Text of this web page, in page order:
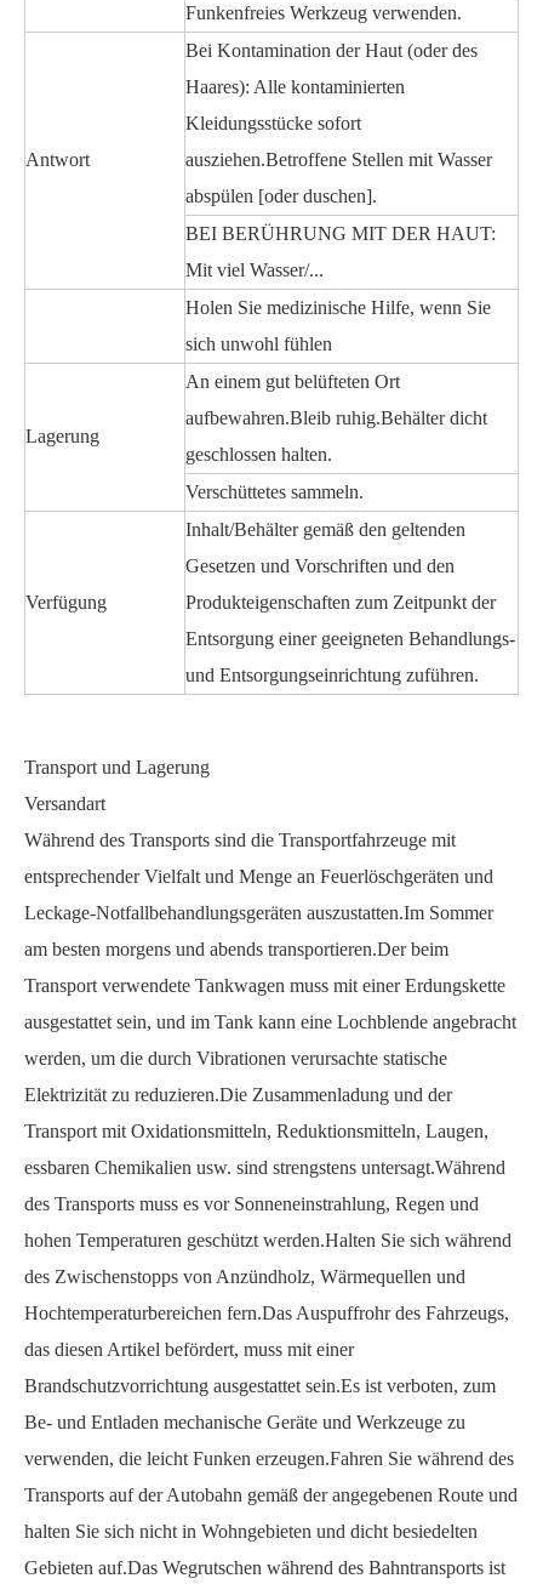
Funkenfreies Werkzeug verwenden.
Antwort
Bei Kontamination der Haut (oder des
Haares): Alle kontaminierten
Kleidungsstücke sofort
ausziehen.Betroffene Stellen mit Wasser
abspülen [oder duschen].
BEI BERÜHRUNG MIT DER HAUT:
Mit viel Wasser/...
Holen Sie medizinische Hilfe, wenn Sie
sich unwohl fühlen
Lagerung
An einem gut belüfteten Ort
aufbewahren.Bleib ruhig.Behälter dicht
geschlossen halten.
Verschüttetes sammeln.
Verfügung
Inhalt/Behälter gemäß den geltenden
Gesetzen und Vorschriften und den
Produkteigenschaften zum Zeitpunkt der
Entsorgung einer geeigneten Behandlungs-
und Entsorgungseinrichtung zuführen.
Transport und Lagerung
Versandart
Während des Transports sind die Transportfahrzeuge mit
entsprechender Vielfalt und Menge an Feuerlöschgeräten und
Leckage-Notfallbehandlungsgeräten auszustatten.Im Sommer
am besten morgens und abends transportieren.Der beim
Transport verwendete Tankwagen muss mit einer Erdungskette
ausgestattet sein, und im Tank kann eine Lochblende angebracht
werden, um die durch Vibrationen verursachte statische
Elektrizität zu reduzieren.Die Zusammenladung und der
Transport mit Oxidationsmitteln, Reduktionsmitteln, Laugen,
essbaren Chemikalien usw. sind strengstens untersagt.Während
des Transports muss es vor Sonneneinstrahlung, Regen und
hohen Temperaturen geschützt werden.Halten Sie sich während
des Zwischenstopps von Anzündholz, Wärmequellen und
Hochtemperaturbereichen fern.Das Auspuffrohr des Fahrzeugs,
das diesen Artikel befördert, muss mit einer
Brandschutzvorrichtung ausgestattet sein.Es ist verboten, zum
Be- und Entladen mechanische Geräte und Werkzeuge zu
verwenden, die leicht Funken erzeugen.Fahren Sie während des
Transports auf der Autobahn gemäß der angegebenen Route und
halten Sie sich nicht in Wohngebieten und dicht besiedelten
Gebieten auf.Das Wegrutschen während des Bahntransports ist